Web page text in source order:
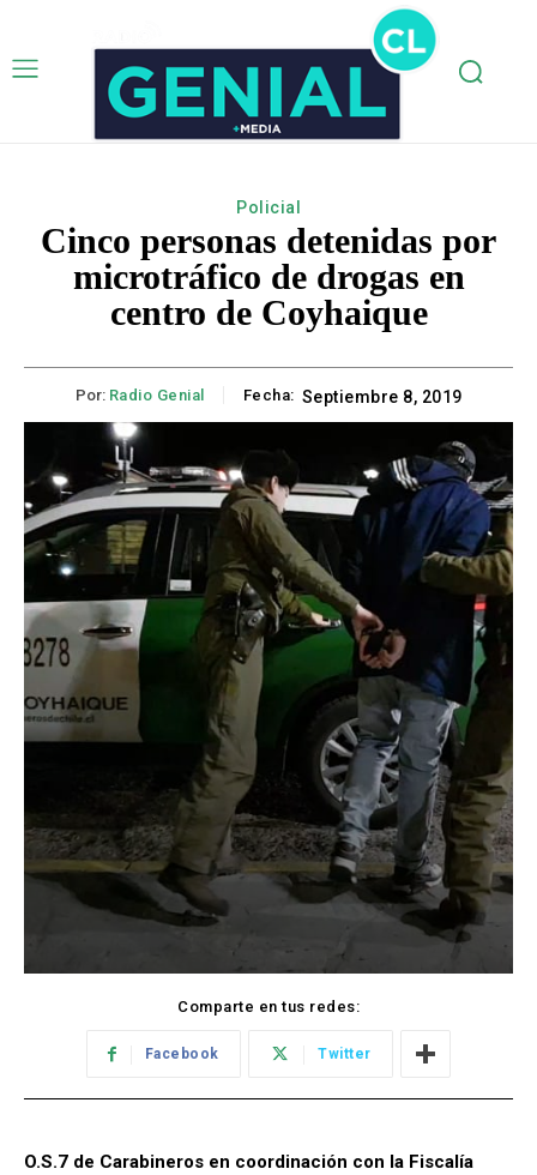
Policial
Cinco personas detenidas por
microtráfico de drogas en
centro de Coyhaique
Por: Radio Genial Fecha: Septiembre 8, 2019
Comparte en tus redes:
Facebook Twitter
O.S.7 de Carabineros en coordinación con la Fiscalía